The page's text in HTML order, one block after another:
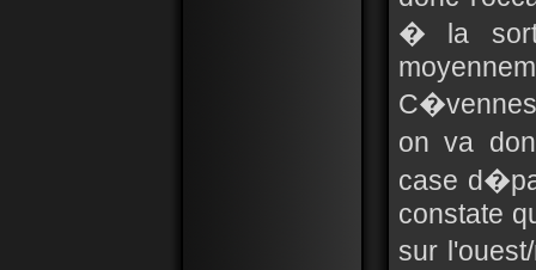
� la
on va
case
constate
sur